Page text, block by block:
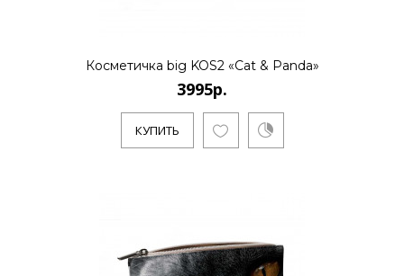
..
Косметичка big KOS2 «Cat & Panda»
3995р.
КУПИТЬ